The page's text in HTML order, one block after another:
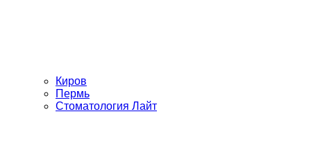
Киров
Пермь
Стоматология Лайт